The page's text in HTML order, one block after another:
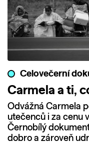
Celovečerní
Carmela a ti,
Odvážná Carmela
utečenců i za cenu
Černobílý
dobro a zároveň